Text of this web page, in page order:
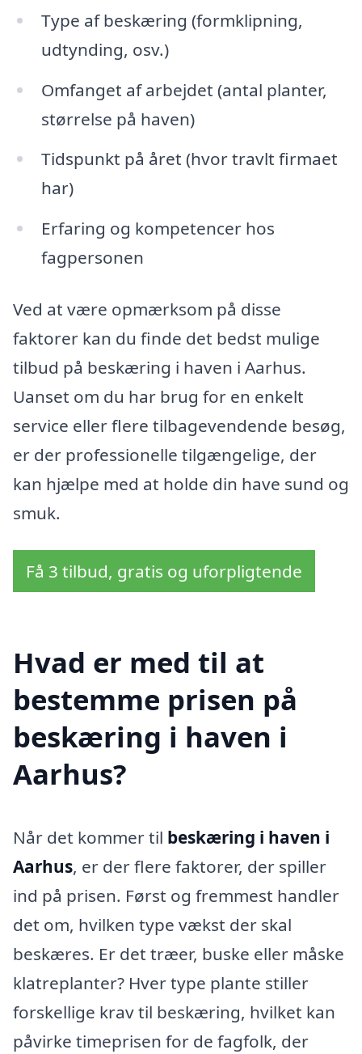
Type af beskæring (formklipning,
udtynding, osv.)
Omfanget af arbejdet (antal planter,
størrelse på haven)
Tidspunkt på året (hvor travlt firmaet
har)
Erfaring og kompetencer hos
fagpersonen
Ved at være opmærksom på disse
faktorer kan du finde det bedst mulige
tilbud på beskæring i haven i Aarhus.
Uanset om du har brug for en enkelt
service eller flere tilbagevendende besøg,
er der professionelle tilgængelige, der
kan hjælpe med at holde din have sund og
smuk.
Få 3 tilbud, gratis og uforpligtende
Hvad er med til at
bestemme prisen på
beskæring i haven i
Aarhus?
Når det kommer til beskæring i haven i
Aarhus, er der flere faktorer, der spiller
ind på prisen. Først og fremmest handler
det om, hvilken type vækst der skal
beskæres. Er det træer, buske eller måske
klatreplanter? Hver type plante stiller
forskellige krav til beskæring, hvilket kan
påvirke timeprisen for de fagfolk, der